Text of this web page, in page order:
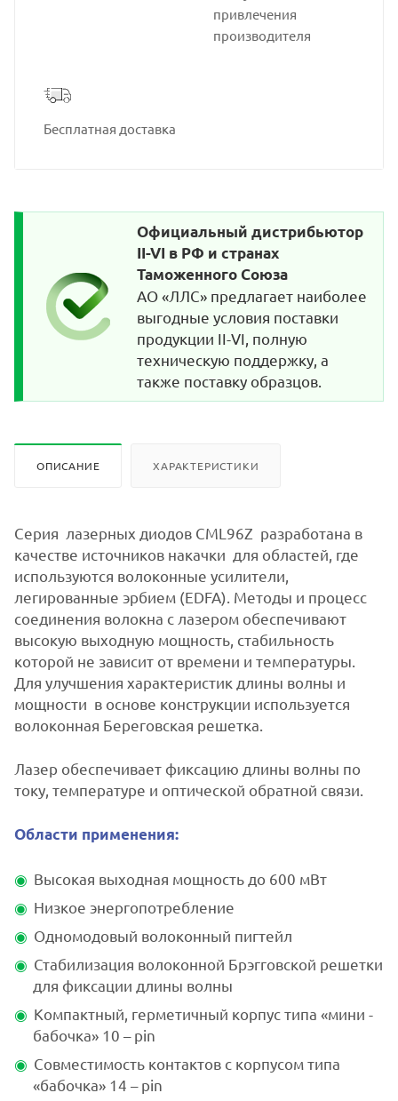
привлечения
производителя
Бесплатная доставка
Официальный дистрибьютор
II-VI в РФ и странах
Таможенного Союза
АО «ЛЛС» предлагает наиболее
выгодные условия поставки
продукции II-VI, полную
техническую поддержку, а
также поставку образцов.
ОПИСАНИЕ ХАРАКТЕРИСТИКИ
Серия лазерных диодов CML 96Z разработана в
качестве источников накачки для областей, где
используются волоконные усилители,
легированные эрбием (EDFA). Методы и процесс
соединения волокна с лазером обеспечивают
высокую выходную мощность, стабильность
которой не зависит от времени и температуры.
Для улучшения характеристик длины волны и
мощности в основе конструкции используется
волоконная Береговская решетка.
Лазер обеспечивает фиксацию длины волны по
току, температуре и оптической обратной связи.
Области применения:
Высокая выходная мощность до 600 мВт
Низкое энергопотребление
Одномодовый волоконный пигтейл
Стабилизация волоконной Брэгговской решетки
для фиксации длины волны
Компактный, герметичный корпус типа «мини -
бабочка» 10 – pin
Совместимость контактов с корпусом типа
«бабочка» 14 – pin